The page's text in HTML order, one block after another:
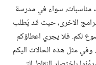
مناسبات،‏ سواء في مدرسة
الاخرى،‏ حيث قد يُطلب
لكم.‏ فلا يجري اعطاؤكم
مثل هذه الحالات اليكم